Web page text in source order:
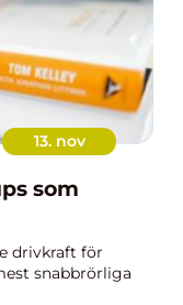
13. nov
som
drivkraft för
snabbrörliga